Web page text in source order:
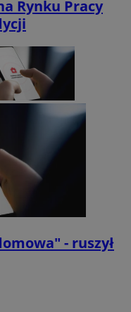
Rynku Pracy
- ruszył